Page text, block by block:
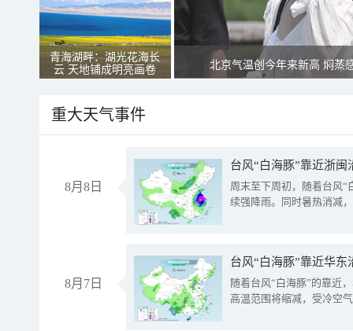
青海湖畔：湖光花海长
云 天地铺成明亮画卷
北京气温创今年来新高 焖蒸
重大天气事件
8月8日
台风“白海豚”靠近浙
周末至下周初，随着台风“
续强降雨。同时暑热消减
8月7日
台风“白海豚”靠近华
随着台风“白海豚”的靠近
高温范围将缩减，受冷空